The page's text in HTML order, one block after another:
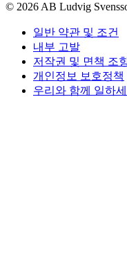
© 2026 AB Ludvig
일반 약관 및 조건
내부 고발
저작권 및 면책 조
개인정보 보호정책
우리와 함께 일하